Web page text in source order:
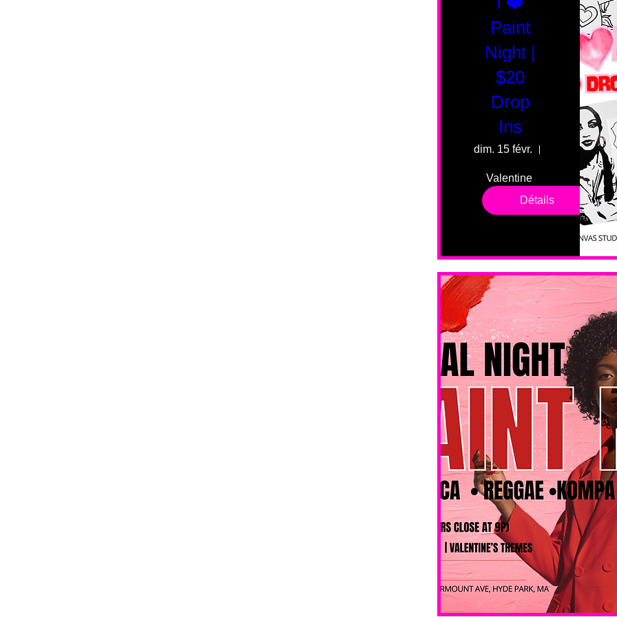
Paint
Night |
$20
Drop
Ins
dim. 15 févr. 55 Fairmount
Valentine
drop in
sessions.
levels. No
No BYOB.
Détails